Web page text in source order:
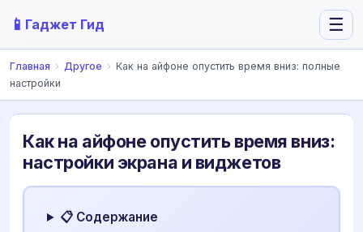
📱 Гаджет Гид ☰
Главная › Другое › Как на айфоне опустить время вниз: полные
настройки
Как на айфоне опустить время вниз:
настройки экрана и виджетов
📋 Содержание